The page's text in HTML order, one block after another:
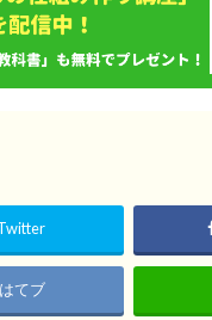
はてブ